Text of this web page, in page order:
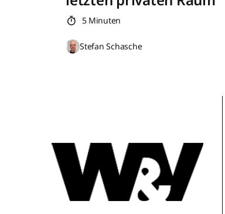
5 Minuten
Stefan Schasche